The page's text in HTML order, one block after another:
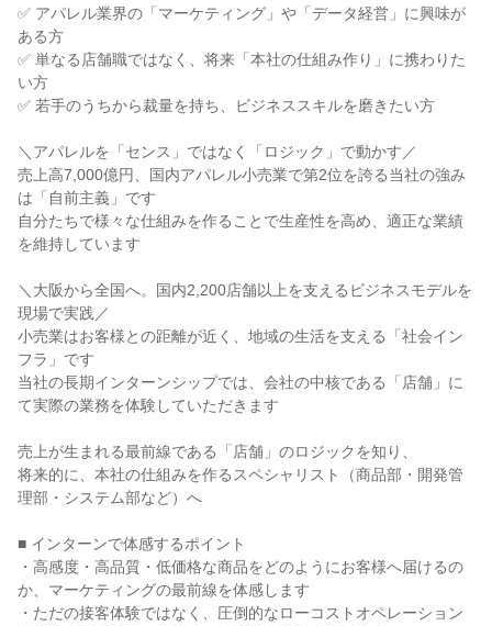
✅ アパレル業界の「マーケティング」や「データ経営」に興味が
ある方
✅ 単なる店舗職ではなく、将来「本社の仕組み作り」に携わりた
い方
✅ 若手のうちから裁量を持ち、ビジネススキルを磨きたい方
＼アパレルを「センス」ではなく「ロジック」で動かす／
売上高7,000億円、国内アパレル小売業で第2位を誇る当社の強み
は「自前主義」です
自分たちで様々な仕組みを作ることで生産性を高め、適正な業績
を維持しています
＼大阪から全国へ。国内2,200店舗以上を支えるビジネスモデルを
現場で実践／
小売業はお客様との距離が近く、地域の生活を支える「社会イン
フラ」です
当社の長期インターンシップでは、会社の中核である「店舗」に
て実際の業務を体験していただきます
売上が生まれる最前線である「店舗」のロジックを知り、
将来的に、本社の仕組みを作るスペシャリスト（商品部・開発管
理部・システム部など）へ
■ インターンで体感するポイント
・高感度・高品質・低価格な商品をどのようにお客様へ届けるの
か、マーケティングの最前線を体感します
・ただの接客体験ではなく、圧倒的なローコストオペレーション